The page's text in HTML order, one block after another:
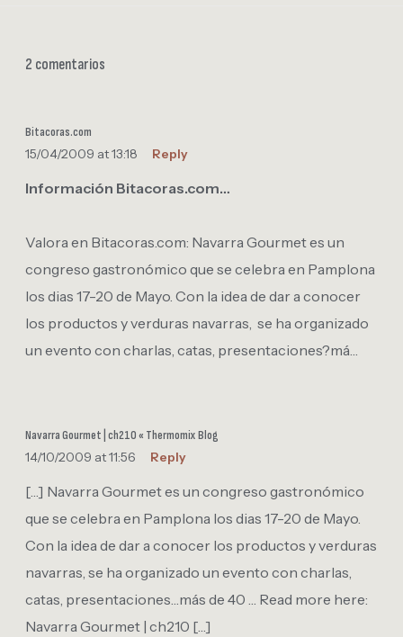
2 comentarios
Bitacoras.com
15/04/2009 at 13:18 Reply
Información Bitacoras.com…
Valora en Bitacoras.com: Navarra Gourmet es un
congreso gastronómico que se celebra en Pamplona
los dias 17-20 de Mayo. Con la idea de dar a conocer
los productos y verduras navarras, se ha organizado
un evento con charlas, catas, presentaciones?má…
Navarra Gourmet | ch210 « Thermomix Blog
14/10/2009 at 11:56 Reply
[…] Navarra Gourmet es un congreso gastronómico
que se celebra en Pamplona los dias 17-20 de Mayo.
Con la idea de dar a conocer los productos y verduras
navarras, se ha organizado un evento con charlas,
catas, presentaciones…más de 40 … Read more here:
Navarra Gourmet | ch210 […]